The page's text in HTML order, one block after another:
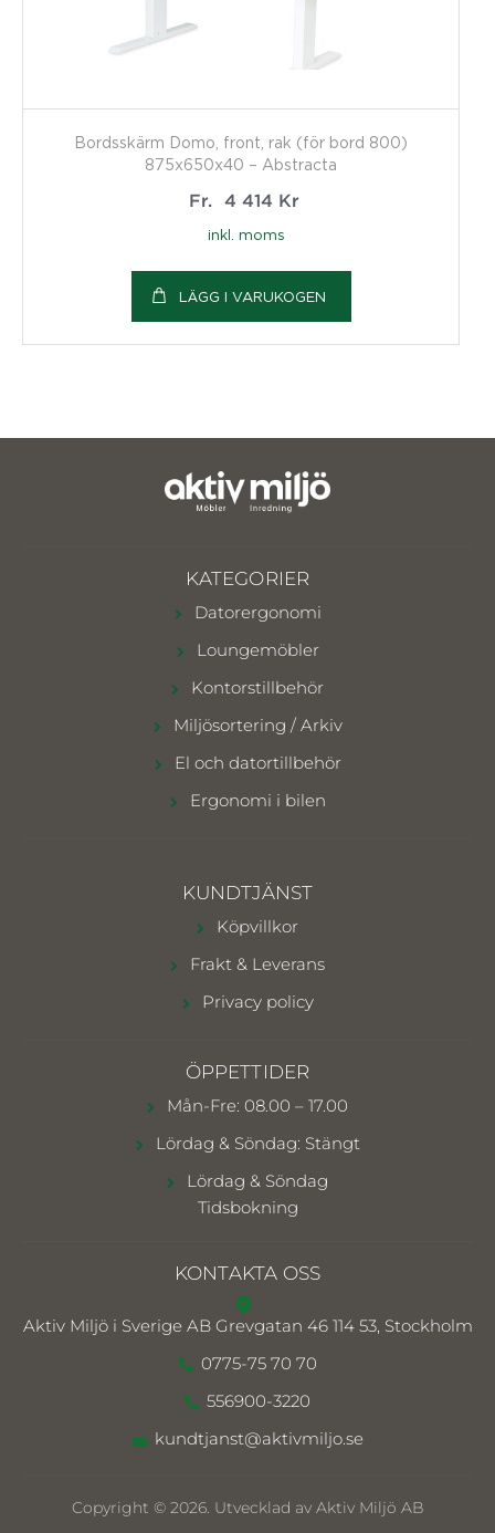
Bordsskärm Domo, front, rak (för bord 800)
875x650x40 – Abstracta
Fr. 4 414 Kr
inkl. moms
LÄGG I VARUKOGEN
KATEGORIER
Datorergonomi
Loungemöbler
Kontorstillbehör
Miljösortering / Arkiv
El och datortillbehör
Ergonomi i bilen
KUNDTJÄNST
Köpvillkor
Frakt & Leverans
Privacy policy
ÖPPETTIDER
Mån-Fre: 08.00 – 17.00
Lördag & Söndag: Stängt
Lördag & Söndag
Tidsbokning
KONTAKTA OSS
Aktiv Miljö i Sverige AB Grevgatan 46 114 53, Stockholm
0775-75 70 70
556900-3220
kundtjanst@aktivmiljo.se
Copyright © 2026. Utvecklad av Aktiv Miljö AB